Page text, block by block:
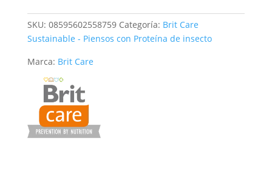
Breed
Pollo
Insecto
cantidad
SKU: 08595602558759 Categoría: Brit Care
Sustainable - Piensos con Proteína de insecto
Marca: Brit Care